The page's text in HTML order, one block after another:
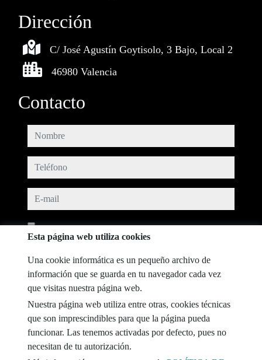
Dirección
C/ José Agustín Goytisolo, 3 Bajo, Local 2
46980 Valencia
Contacto
nombre
teléfono
e-mail
Captcha
Esta página web utiliza cookies
Una cookie informática es un pequeño archivo de
información que se guarda en tu navegador cada vez
que visitas nuestra página web.
Nuestra página web utiliza entre otras, cookies técnicas
que son imprescindibles para que la página pueda
funcionar. Las tenemos activadas por defecto, pues no
necesitan de tu autorización.